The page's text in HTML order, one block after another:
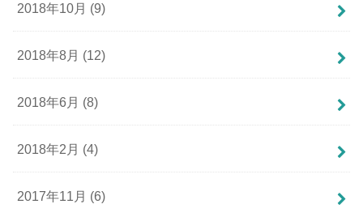
2018年10月 (9)
2018年8月 (12)
2018年6月 (8)
2018年2月 (4)
2017年11月 (6)